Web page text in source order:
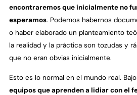
encontraremos que inicialmente no
esperamos. Podemos habernos
o haber elaborado un planteamiento
la realidad y la práctica son tozudas y
que no eran obvias inicialmente.
Esto es lo normal en el mundo real.
equipos que aprenden a lidiar con el